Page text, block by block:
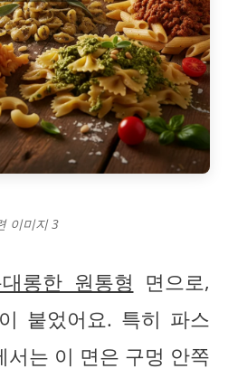
이미지 3
롱한 원통형 면으로,
붙었어요. 특히 파스
서는 이 면은 구멍 안쪽